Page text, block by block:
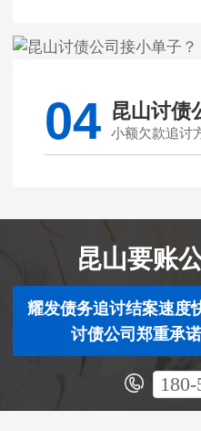
04 昆山讨债
小额欠款追讨
昆山要账
耀发债务追讨结案速度
讨债公司郑重承